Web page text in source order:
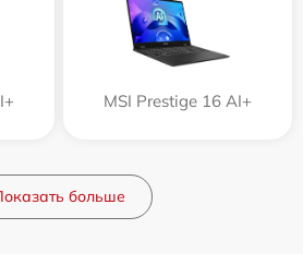
MSI Prestige 16 AI+
больше